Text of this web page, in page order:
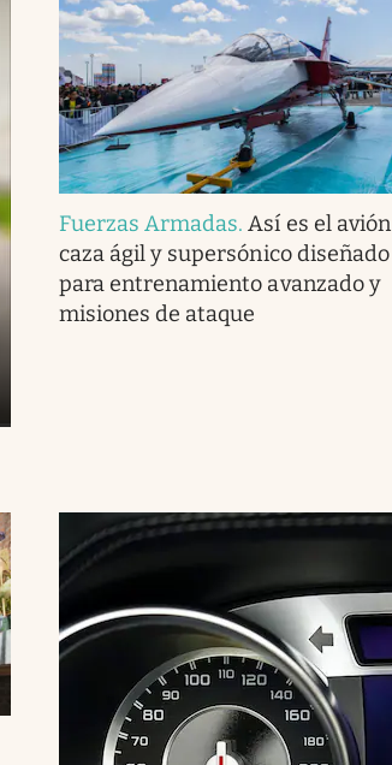
Fuerzas Armadas.Así es el avión
caza ágil y supersónico diseñado
para entrenamiento avanzado y
misiones de ataque